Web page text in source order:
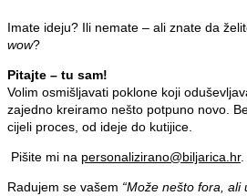
Imate ideju? Ili nemate – ali znate da
wow?
Pitajte – tu sam!
Volim osmišljavati poklone koji
zajedno kreiramo nešto potpuno novo.
cijeli proces, od ideje do kutijice.
Pišite mi na personalizirano@biljarica.hr.
Radujem se vašem “Može nešto fora, ali